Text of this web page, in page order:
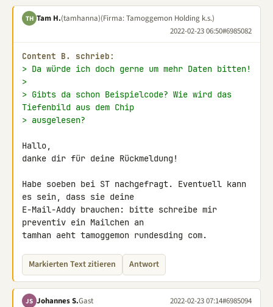
TH Tam H.(tamhanna)(Firma: Tamoggemon Holding k.s.)
2022-02-23 06:50#6985082
Content B. schrieb:
> Da würde ich doch gerne um mehr Daten bitten!
>
> Gibts da schon Beispielcode? Wie wird das
Tiefenbild aus dem Chip
> ausgelesen?
Hallo,
danke dir für deine Rückmeldung!
Habe soeben bei ST nachgefragt. Eventuell kann
es sein, dass sie deine
E-Mail-Addy brauchen: bitte schreibe mir
preventiv ein Mailchen an
tamhan aeht tamoggemon rundesding com.
Markierten Text zitieren Antwort
JS Johannes S.Gast 2022-02-23 07:14#6985094